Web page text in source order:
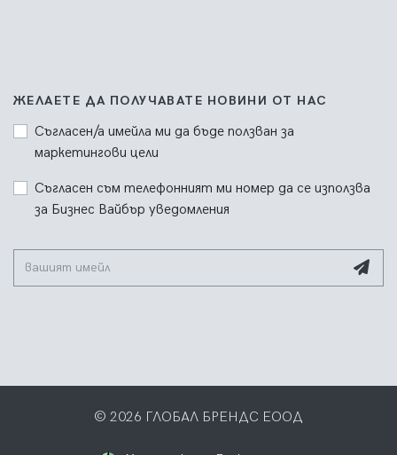
ЖЕЛАЕТЕ ДА ПОЛУЧАВАТЕ НОВИНИ ОТ НАС
Съгласен/а имейла ми да бъде ползван за
маркетингови цели
Съгласен съм телефонният ми номер да се използва
за Бизнес Вайбър уведомления
© 2026 ГЛОБАЛ БРЕНДС ЕООД